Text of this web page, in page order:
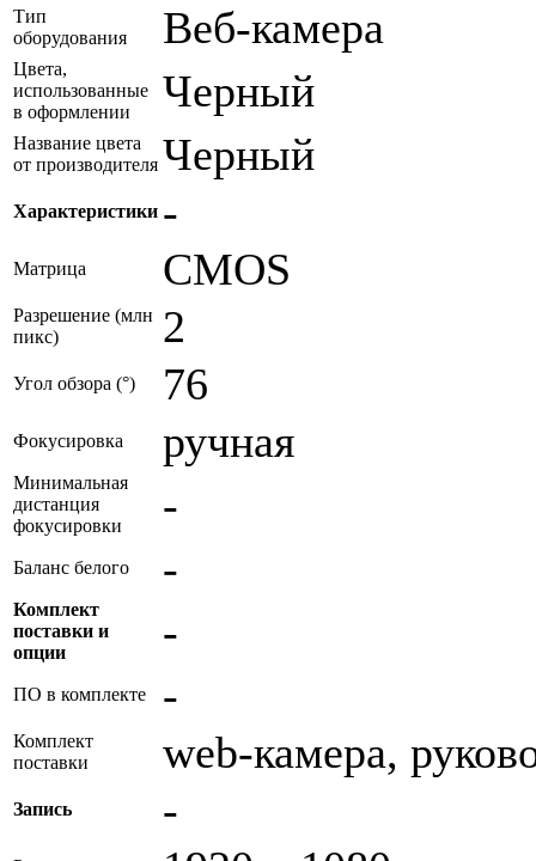
Тип
оборудования
Веб-камера
Цвета,
использованные
в оформлении
Черный
Название цвета
от производителя Черный
Характеристики -
Матрица CMOS
Разрешение (млн
пикс)
2
Угол обзора (°) 76
Фокусировка ручная
Минимальная
дистанция
фокусировки
-
Баланс белого -
Комплект
поставки и
опции
-
ПО в комплекте -
Комплект
поставки
web-камера,
Запись -